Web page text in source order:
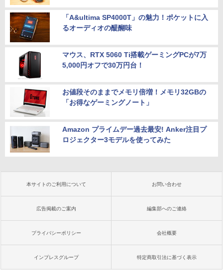
「A&ultima SP4000T」の魅力！ポケットに入
るオーディオの醍醐味
マウス、RTX 5060 Ti搭載ゲーミングPCが7万
5,000円オフで30万円台！
お値段そのままでメモリ倍増！メモリ32GBの
「お得なゲーミングノート」
Amazon プライムデー過去最安! Anker注目プ
ロジェクター3モデルを使ってみた
本サイトのご利用について お問い合わせ
広告掲載のご案内 編集部へのご連絡
プライバシーポリシー 会社概要
インプレスグループ 特定商取引法に基づく表示